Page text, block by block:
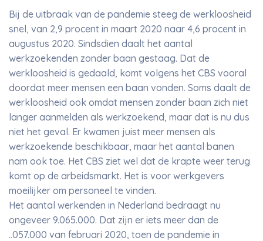
Bij de uitbraak van de pandemie steeg de werkloosheid
snel, van 2,9 procent in maart 2020 naar 4,6 procent in
augustus 2020. Sindsdien daalt het aantal
werkzoekenden zonder baan gestaag. Dat de
werkloosheid is gedaald, komt volgens het CBS vooral
doordat meer mensen een baan vonden. Soms daalt de
werkloosheid ook omdat mensen zonder baan zich niet
langer aanmelden als werkzoekend, maar dat is nu dus
niet het geval. Er kwamen juist meer mensen als
werkzoekende beschikbaar, maar het aantal banen
nam ook toe. Het CBS ziet wel dat de krapte weer terug
komt op de arbeidsmarkt. Het is voor werkgevers
moeilijker om personeel te vinden.
Het aantal werkenden in Nederland bedraagt nu
ongeveer 9.065.000. Dat zijn er iets meer dan de
..057.000 van februari 2020, toen de pandemie in